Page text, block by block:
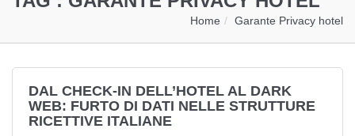
Home Garante Privacy hotel
DAL CHECK-IN DELL’HOTEL AL DARK
WEB: FURTO DI DATI NELLE STRUTTURE
RICETTIVE ITALIANE